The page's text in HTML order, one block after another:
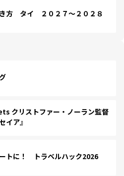
方 タイ ２０２７～２０２８
クリストファー・ノーラン監督
イア』
トに！ トラベルハック2026